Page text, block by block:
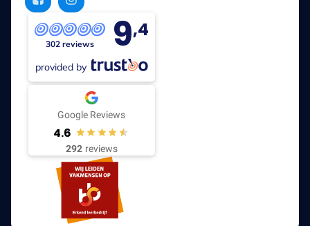
302 reviews 9,4
provided by
Google Reviews
4.6
292 reviews